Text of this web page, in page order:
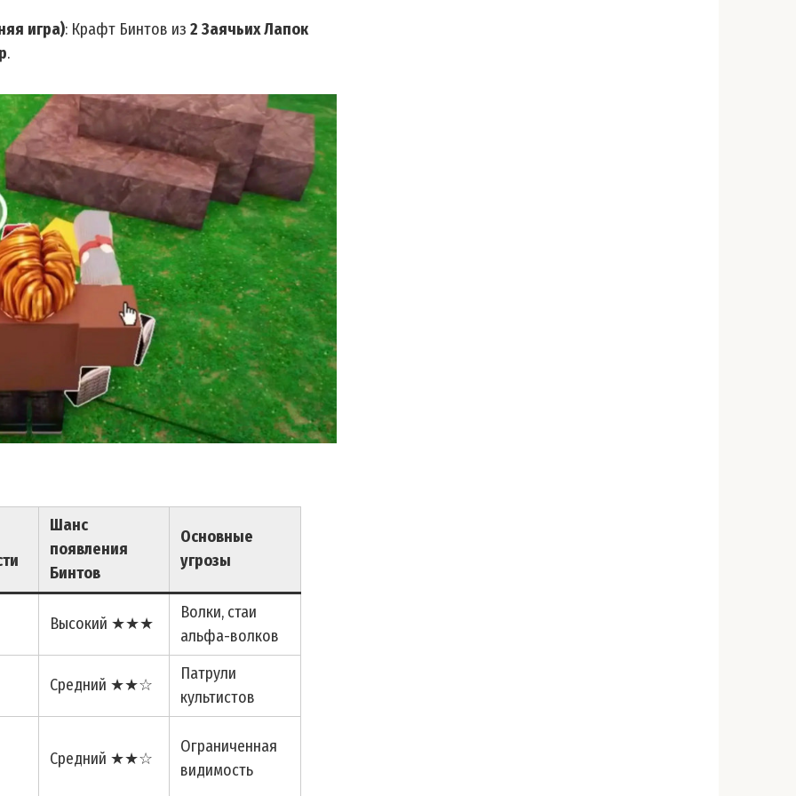
игра): Крафт Бинтов из 2 Заячьих Лапок
.
Шанс
появления
Бинтов
Основные
угрозы
Высокий ★★★
Волки, стаи
альфа-волков
Средний ★★☆
Патрули
культистов
Средний ★★☆
Ограниченная
видимость